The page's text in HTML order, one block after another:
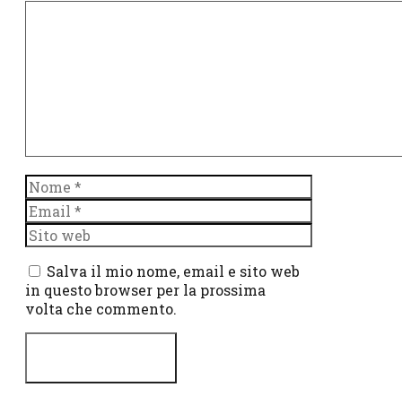
Nome
Email
Sito
web
Salva il mio nome, email e sito web
in questo browser per la prossima
volta che commento.